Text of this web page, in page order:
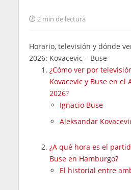
2 min de lectura
Horario, televisión y dónde
2026: Kovacevic – Buse
¿Cómo ver por
Kovacevic y Buse en el
2026?
Ignacio Buse
Aleksandar
¿A qué hora es el
Buse en Hamburgo?
El historial entre